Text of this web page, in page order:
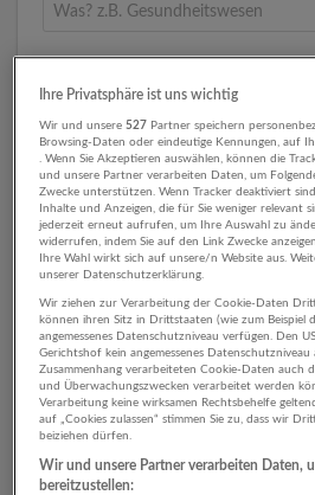
Umkreis
1 Handwerk
Ihre Privatsphäre ist uns wichtig
Wir und unsere527 Partner speichern
Browsing-Daten oder eindeutige Kennungen, auf
. Wenn Sie Akzeptieren auswählen, können die
und unsere Partner verarbeiten Daten, um
Zwecke unterstützen. Wenn Tracker deaktiviert
Inhalte und Anzeigen, die für Sie weniger relevant
jederzeit erneut aufrufen, um Ihre Auswahl zu
widerrufen, indem Sie auf den Link Zwecke
Ihre Wahl wirkt sich auf unsere/n Website aus.
unserer Datenschutzerklärung.
Wir ziehen zur Verarbeitung der Cookie-Daten
können ihren Sitz in Drittstaaten (wie zum Beispiel
angemessenes Datenschutzniveau verfügen. Den
Gerichtshof kein angemessenes
Zusammenhang verarbeiteten Cookie-Daten auch
und Überwachungszwecken verarbeitet werden
Verarbeitung keine wirksamen Rechtsbehelfe
auf „Cookies zulassen“ stimmen Sie zu, dass wir
beiziehen dürfen.
Wir und unsere Partner verarbeiten Daten,
bereitzustellen: